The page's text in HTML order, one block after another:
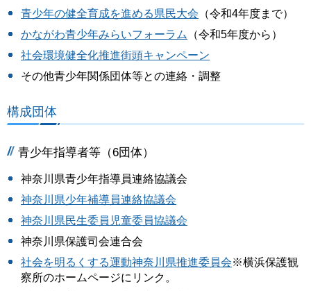
青少年の健全育成を進める県民大会 （令和4年度まで）
かながわ青少年みらいフォーラム
（令和5年度から）
社会環境健全化推進街頭キャンペーン
その他青少年関係団体等との連絡・調整
構成団体
青少年指導者等（6団体）
神奈川県青少年指導員連絡協議会
神奈川県少年補導員連絡協議会
神奈川県民生委員児童委員協議会
神奈川県保護司会連合会
社会を明るくする運動神奈川県推進委員会※横浜保護観
察所のホームページにリンク。